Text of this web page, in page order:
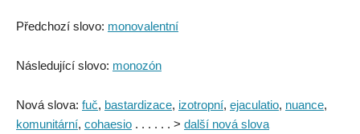
Předchozí slovo: monovalentní
Následující slovo: monozón
Nová slova: fuč, bastardizace, izotropní, ejaculatio, nuance,
komunitární, cohaesio . . . . . . > další nová slova